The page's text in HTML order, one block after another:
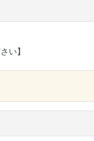
い】